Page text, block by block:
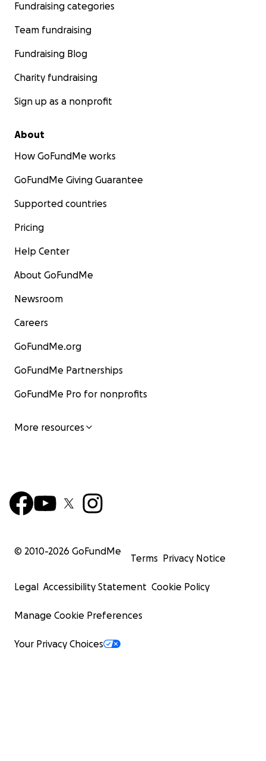
Fundraising categories
Team fundraising
Fundraising Blog
Charity fundraising
Sign up as a nonprofit
About
How GoFundMe works
GoFundMe Giving Guarantee
Supported countries
Pricing
Help Center
About GoFundMe
Newsroom
Careers
GoFundMe.org
GoFundMe Partnerships
GoFundMe Pro for nonprofits
More resources
© 2010-2026 GoFundMe
Terms Privacy Notice
Legal Accessibility Statement Cookie Policy
Manage Cookie Preferences
Your Privacy Choices